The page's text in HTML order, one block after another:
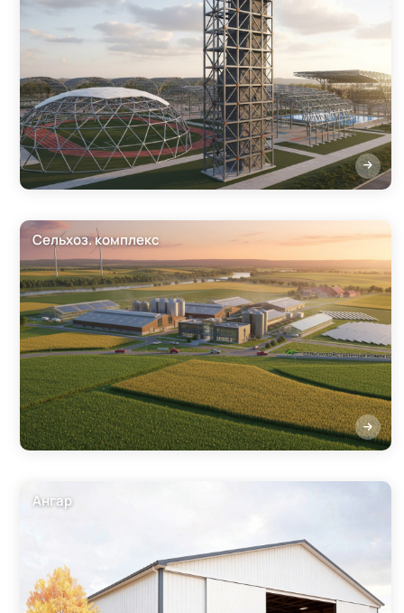
Сельхоз. комплекс
Ангар